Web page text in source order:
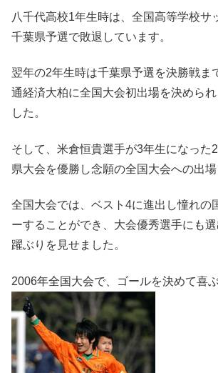
八千代高校1年生時は、全国高等学校サ
千葉県予選で敗退しています。
翌年の2年生時は千葉県予選を決勝戦ま
通経済大柏に全国大会初出場を決めら
した。
そして、米倉恒貴選手が3年生になった
県大会を優勝し念願の全国大会への出場
全国大会では、ベスト4に進出し憧れの
ーすることができ、大会優秀選手にも
躍ぶりを見せました。
2006年全国大会で、ゴールを決めて喜